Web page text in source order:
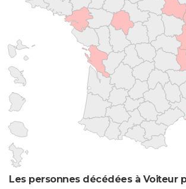
Les personnes décédées à Voiteur